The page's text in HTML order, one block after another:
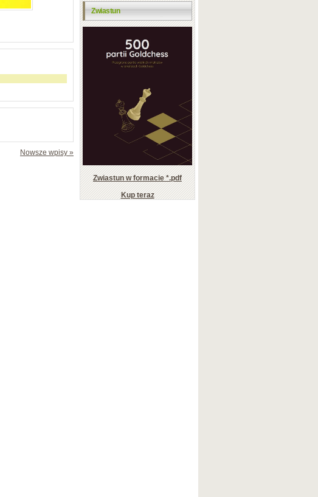
Nowsze wpisy »
Zwiastun
Zwiastun w formacie *.pdf
Kup teraz